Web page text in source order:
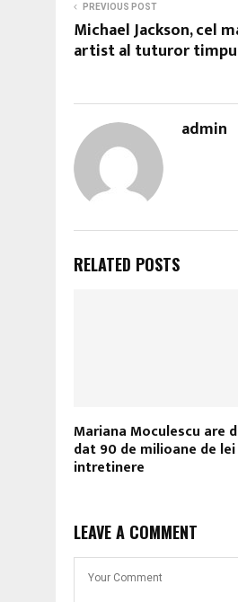
PREVIOUS POST
Michael Jackson, cel
artist al tuturor
admin
RELATED POSTS
Mariana Moculescu are
dat 90 de milioane de
intretinere
LEAVE A COMMENT